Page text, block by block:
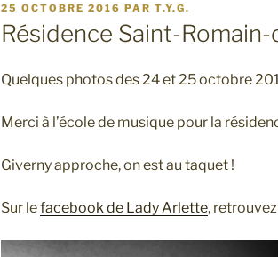
PUBLIÉ
LE
25 OCTOBRE 2016 PAR T.Y.G.
Résidence Saint-
Quelques photos des 24 et 25 octobre
Merci à l’école de musique pour la
Giverny approche, on est au taquet !
Sur lefacebook de Lady Arlette,